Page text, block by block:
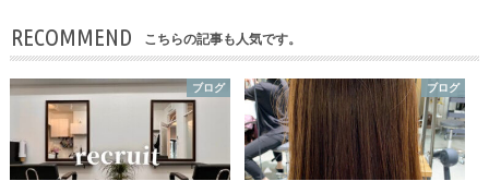
RECOMMEND こちらの記事も人気です。
ブログ ブログ